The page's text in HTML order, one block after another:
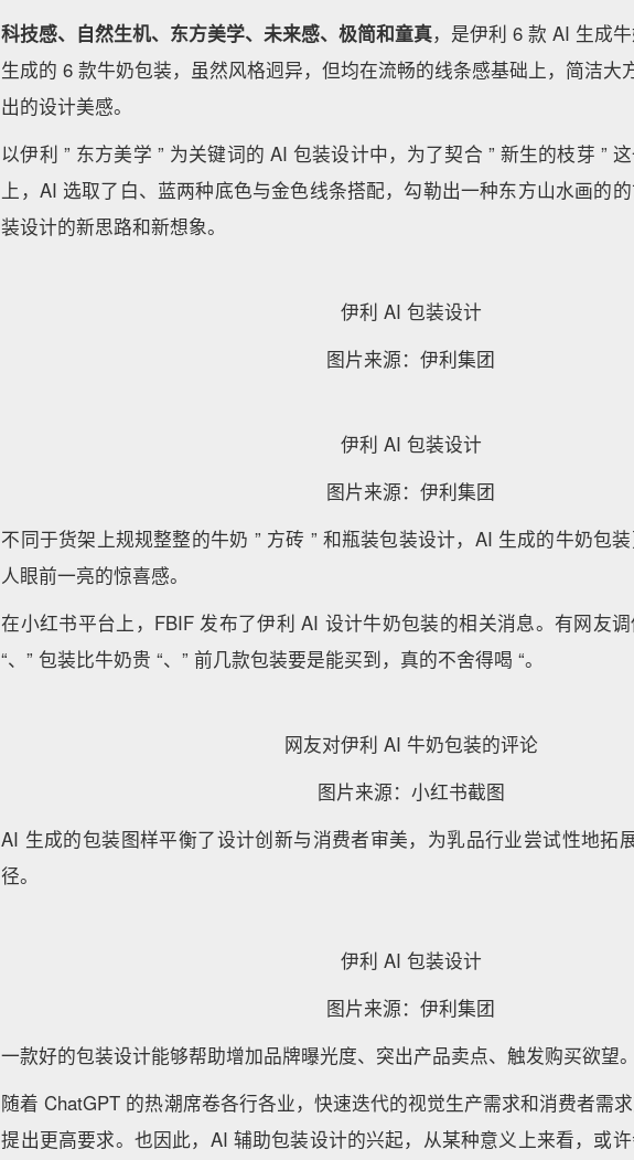
科技感、自然生机、东方美学、未来感、极简和童真，是伊利 6 款 AI 生成
生成的 6 款牛奶包装，虽然风格迥异，但均在流畅的线条感基础上，简洁大
出的设计美感。
以伊利 ” 东方美学 ” 为关键词的 AI 包装设计中，为了契合 ” 新生的枝芽 ”
上，AI 选取了白、蓝两种底色与金色线条搭配，勾勒出一种东方山水画的
装设计的新思路和新想象。
伊利 AI 包装设计
图片来源：伊利集团
伊利 AI 包装设计
图片来源：伊利集团
不同于货架上规规整整的牛奶 ” 方砖 ” 和瓶装包装设计，AI 生成的牛奶包
人眼前一亮的惊喜感。
在小红书平台上，FBIF 发布了伊利 AI 设计牛奶包装的相关消息。有网友
“、” 包装比牛奶贵 “、” 前几款包装要是能买到，真的不舍得喝 “。
网友对伊利 AI 牛奶包装的评论
图片来源：小红书截图
AI 生成的包装图样平衡了设计创新与消费者审美，为乳品行业尝试性地拓
径。
伊利 AI 包装设计
图片来源：伊利集团
一款好的包装设计能够帮助增加品牌曝光度、突出产品卖点、触发购买欲望。
随着 ChatGPT 的热潮席卷各行各业，快速迭代的视觉生产需求和消费者需
提出更高要求。也因此，AI 辅助包装设计的兴起，从某种意义上来看，或